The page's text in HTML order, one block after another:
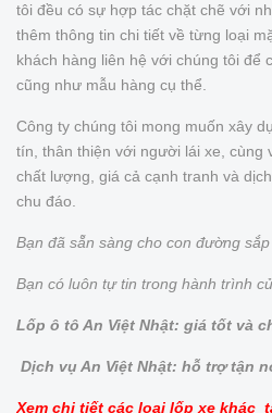
tôi đều có sự hợp tác chặt chẽ với
thêm thông tin chi tiết về từng loại
khách hàng liên hệ với chúng tôi để
cũng như mẫu hàng cụ thể.
Công ty chúng tôi mong muốn xây
tín, thân thiện với người lái xe, cùng
chất lượng, giá cả cạnh tranh và
chu đáo.
Bạn đã sẵn sàng cho con đường
Bạn có luôn tự tin trong hành trình
Lốp ô tô An Việt Nhật: giá tốt và
Dịch vụ An Việt Nhật: hỗ trợ tận
Xem chi tiết các loại lốp xe khác